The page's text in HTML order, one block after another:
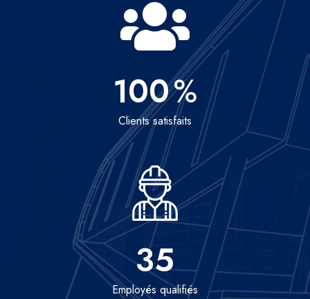
100%
Clients satisfaits
35
Employés qualifiés